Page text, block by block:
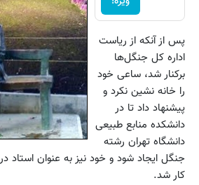
پزشکی با
پک
سفید
کننده
خانگی
پس از آنکه از ریاست
اداره کل جنگل‌ها
برکنار شد، ساعی خود
را خانه نشین نکرد و
پیشنهاد داد تا در
دانشکده منابع طبیعی
دانشگاه تهران رشته
جنگل ایجاد شود و خود نیز به عنوان استاد
کار شد.